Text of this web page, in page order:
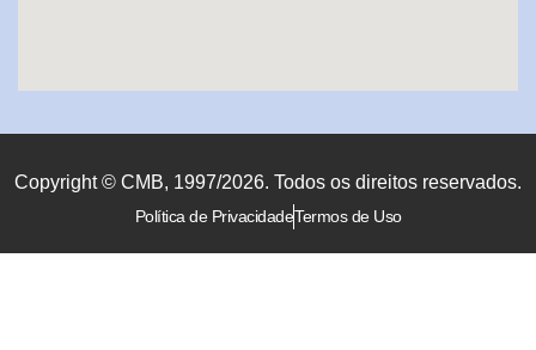
Copyright © CMB, 1997/2026. Todos os direitos reservados.
Política de PrivacidadeTermos de Uso